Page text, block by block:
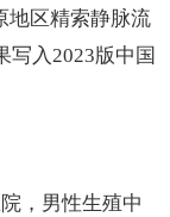
地区精索静脉流
写入2023版中国
，男性生殖中